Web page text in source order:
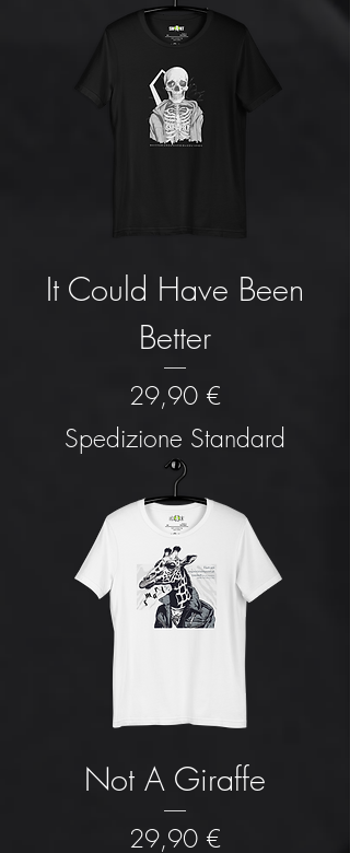
It Could Have Been
Better
Prezzo
29,90 €
Spedizione Standard
Not A Giraffe
Prezzo
29,90 €